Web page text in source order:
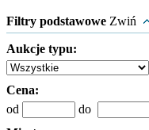
Filtry podstawowe Zwiń
Aukcje typu:
Cena:
od
do